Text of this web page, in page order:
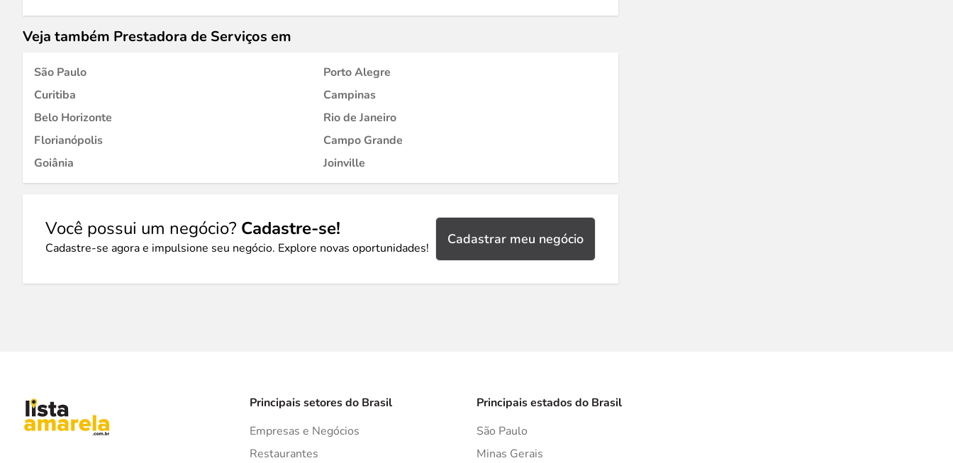
Veja também Prestadora de Serviços em
São Paulo
Porto Alegre
Curitiba
Campinas
Belo Horizonte
Rio de Janeiro
Florianópolis
Campo Grande
Goiânia
Joinville
Você possui um negócio? Cadastre-se!
Cadastre-se agora e impulsione seu negócio. Explore novas oportunidades!
Cadastrar meu negócio
Principais setores do Brasil
Empresas e Negócios
Restaurantes
Principais estados do Brasil
São Paulo
Minas Gerais